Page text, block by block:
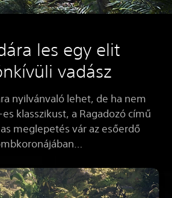
les egy elit
vadász
nyilvánvaló lehet, de ha nem
klasszikust, a Ragadozó című
meglepetés vár az esőerdő